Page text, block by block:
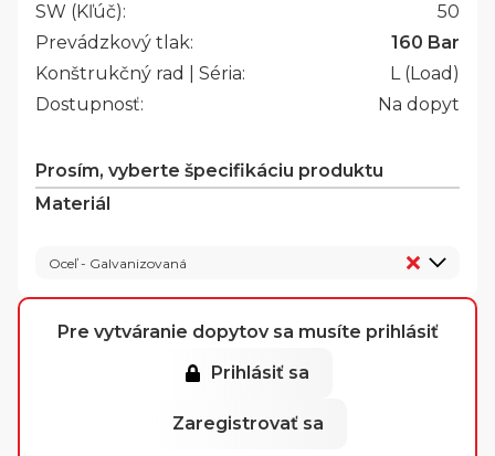
SW (Kľúč):
50
Prevádzkový tlak:
160 Bar
Konštrukčný rad | Séria:
L (Load)
Dostupnosť:
Na dopyt
Prosím, vyberte špecifikáciu produktu
Materiál
Oceľ - Galvanizovaná
Pre vytváranie dopytov sa musíte prihlásiť
Prihlásiť sa
Zaregistrovať sa